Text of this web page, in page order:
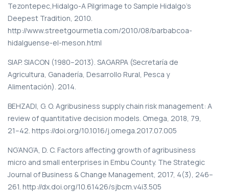
Tezontepec,Hidalgo-A Pilgrimage to Sample Hidalgo’s
Deepest Tradition, 2010.
http://www.streetgourmetla.com/2010/08/barbabcoa-
hidalguense-el-meson.html
SIAP. SIACON (1980–2013). SAGARPA (Secretaría de
Agricultura, Ganadería, Desarrollo Rural, Pesca y
Alimentación). 2014.
BEHZADI, G. O. Agribusiness supply chain risk management: A
review of quantitative decision models. Omega, 2018, 79,
21–42. https://doi.org/10.1016/j.omega.2017.07.005
NG’ANG’A, D. C. Factors affecting growth of agribusiness
micro and small enterprises in Embu County. The Strategic
Journal of Business & Change Management, 2017, 4(3), 246–
261. http://dx.doi.org/10.61426/sjbcm.v4i3.505